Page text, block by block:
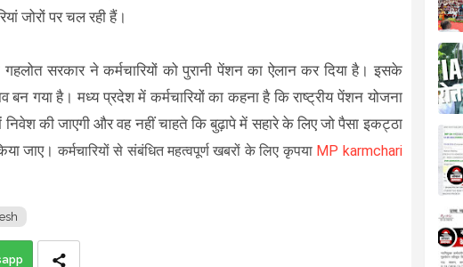
जोरों पर चल रही हैं।
सरकार ने कर्मचारियों को पुरानी पेंशन का ऐलान कर दिया है। इसके
बन गया है। मध्य प्रदेश में कर्मचारियों का कहना है कि राष्ट्रीय पेंशन योजना
की जाएगी और वह नहीं चाहते कि बुढ़ापे में सहारे के लिए जो पैसा इकट्ठा
जाए। कर्मचारियों से संबंधित महत्वपूर्ण खबरों के लिए कृपया MP karmchari